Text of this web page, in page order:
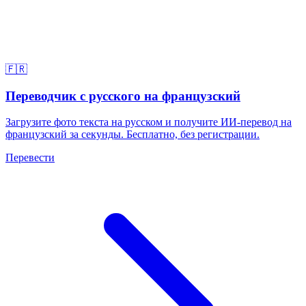
🇫🇷
Переводчик с русского на французский
Загрузите фото текста на русском и получите ИИ-перевод на
французский за секунды. Бесплатно, без регистрации.
Перевести